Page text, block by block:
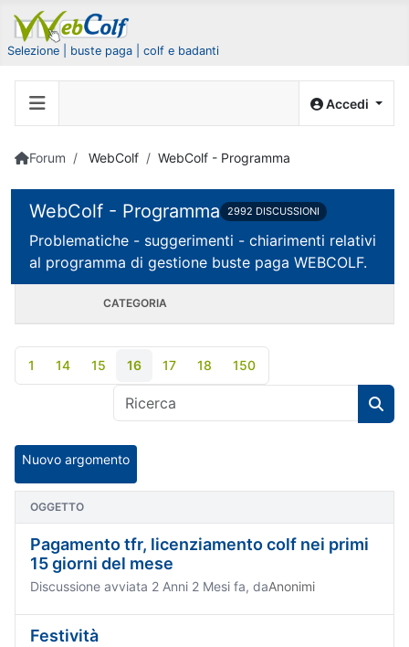
Selezione | buste paga | colf e badanti
Accedi
Forum WebColf WebColf - Programma
WebColf - Programma 2992 DISCUSSIONI
Problematiche - suggerimenti - chiarimenti relativi
al programma di gestione buste paga WEBCOLF.
CATEGORIA
1 14 15 16 17 18 150
Nuovo argomento
OGGETTO
Pagamento tfr, licenziamento colf nei primi
15 giorni del mese
Discussione avviata 2 Anni 2 Mesi fa, daAnonimi
Festività